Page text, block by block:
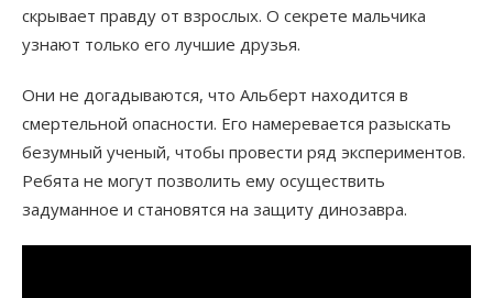
скрывает правду от взрослых. О секрете мальчика
узнают только его лучшие друзья.
Они не догадываются, что Альберт находится в
смертельной опасности. Его намеревается разыскать
безумный ученый, чтобы провести ряд экспериментов.
Ребята не могут позволить ему осуществить
задуманное и становятся на защиту динозавра.